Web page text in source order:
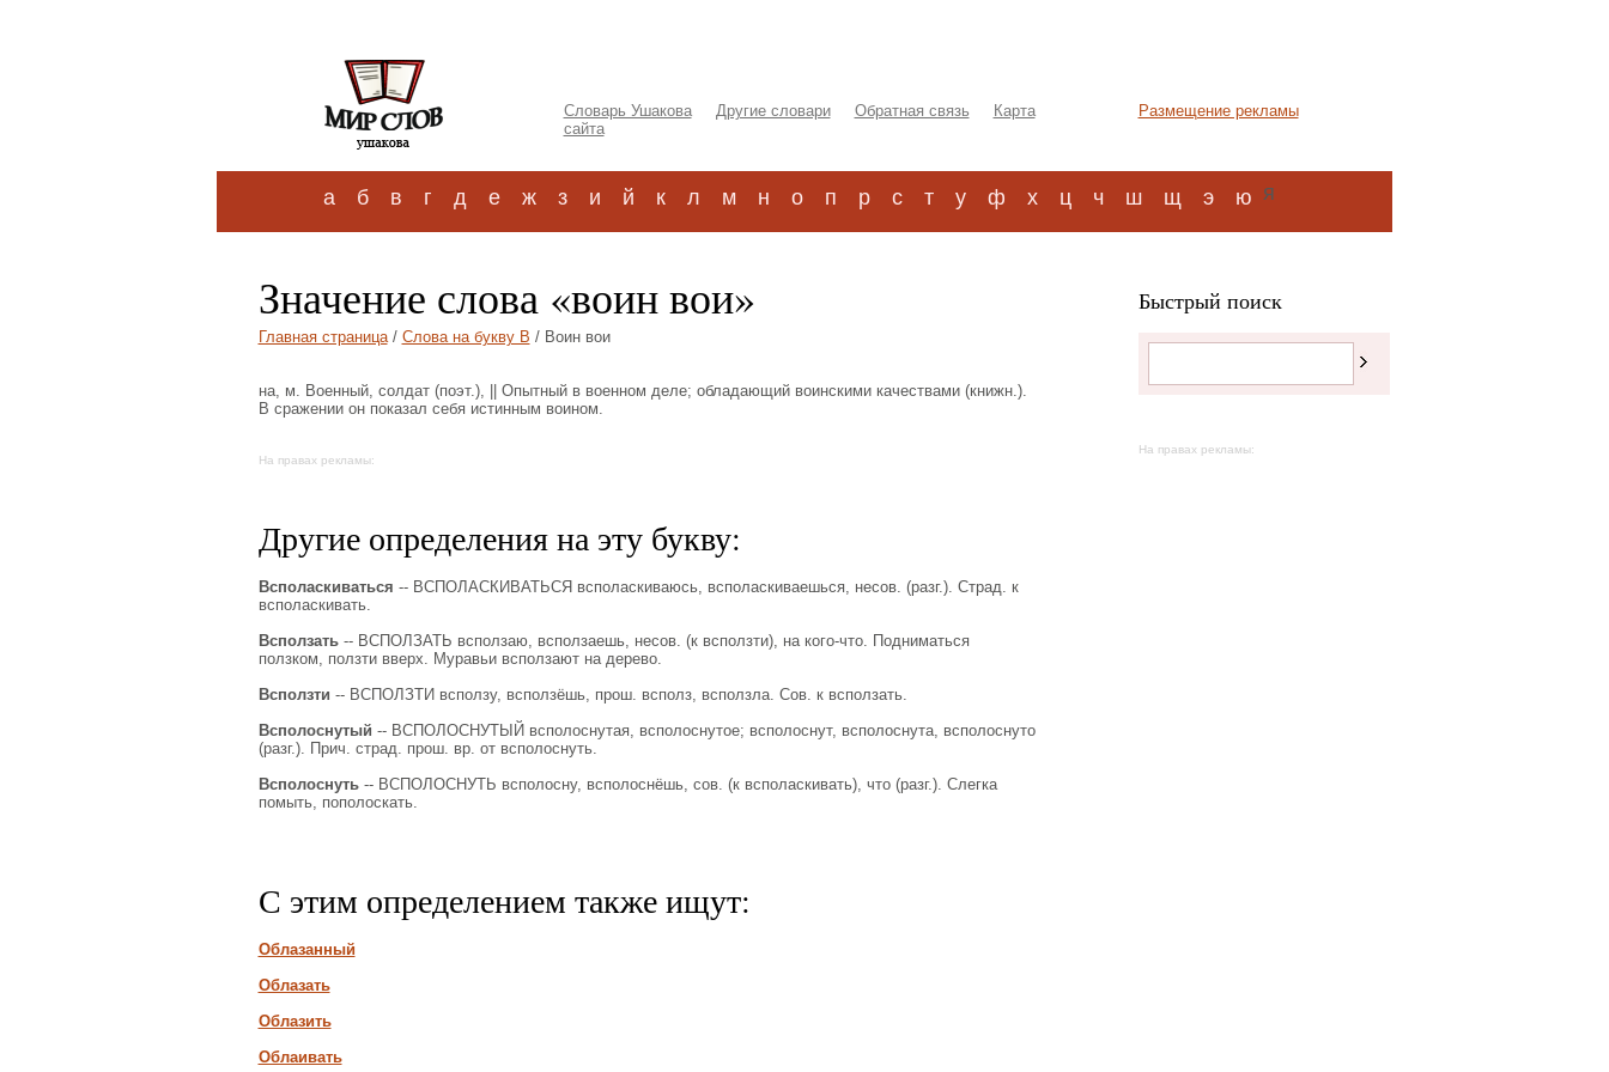
Словарь Ушакова Другие словари Обратная связь
Карта
сайта
Размещение рекламы
а б в г д е ж з и й к л м н о п р с т у ф х ц ч ш щ э ю я
Значение слова «воин вои»
Главная страница/ Слова на букву В / Воин вои
на, м. Военный, солдат (поэт.), || Опытный в военном деле; обладающий воинскими качествами (книжн.).
В сражении он показал себя истинным воином.
На правах рекламы:
Другие определения на эту букву:
Всполаскиваться -- ВСПОЛАСКИВАТЬСЯ всполаскиваюсь, всполаскиваешься, несов. (разг.). Страд. к
всполаскивать.
Всползать-- ВСПОЛЗАТЬ всползаю, всползаешь, несов. (к всползти), на кого-что. Подниматься
ползком, ползти вверх. Муравьи всползают на дерево.
Всползти -- ВСПОЛЗТИ всползу, всползёшь, прош. всполз, всползла. Сов. к всползать.
Всполоснутый -- ВСПОЛОСНУТЫЙ всполоснутая, всполоснутое; всполоснут, всполоснута, всполоснуто
(разг.). Прич. страд. прош. вр. от всполоснуть.
Всполоснуть-- ВСПОЛОСНУТЬ всполосну, всполоснёшь, сов. (к всполаскивать), что (разг.). Слегка
помыть, пополоскать.
С этим определением также ищут:
Облазанный
Облазать
Облазить
Облаивать
Быстрый поиск
На правах рекламы: